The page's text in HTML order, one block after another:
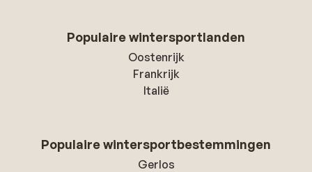
Populaire wintersportlanden
Oostenrijk
Frankrijk
Italië
Populaire wintersportbestemmingen
Gerlos